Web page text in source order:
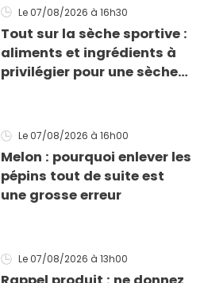
Le 07/08/2026 à 16h30
Tout sur la sèche sportive :
aliments et ingrédients à
privilégier pour une sèche
Le 07/08/2026 à 16h00
Melon : pourquoi enlever les
pépins tout de suite est
une grosse erreur
Le 07/08/2026 à 13h00